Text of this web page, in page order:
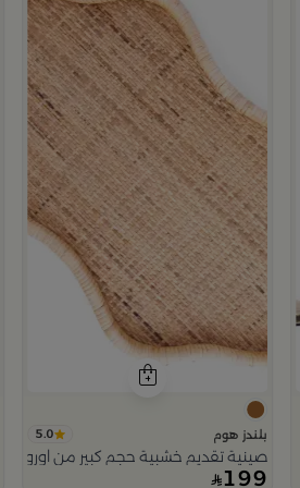
بلندز هوم 5.0
صينية تقديم خشبية حجم كبير من اورورا
199